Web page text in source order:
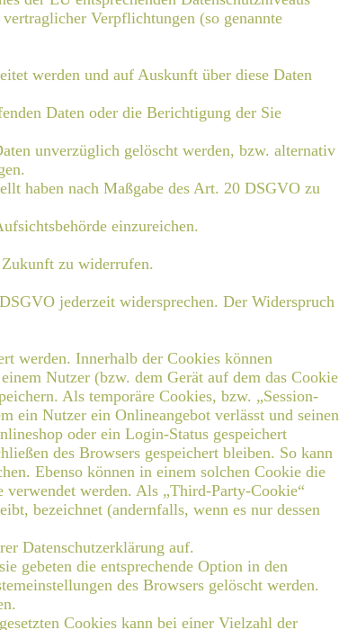
Verpflichtungen (so genannte
werden und auf Auskunft über diese Daten
Daten oder die Berichtigung der Sie
unverzüglich gelöscht werden, bzw. alternativ
haben nach Maßgabe des Art. 20 DSGVO zu
einzureichen.
zu widerrufen.
jederzeit widersprechen. Der Widerspruch
werden. Innerhalb der Cookies können
Nutzer (bzw. dem Gerät auf dem das Cookie
Als temporäre Cookies, bzw. „Session-
ein Nutzer ein Onlineangebot verlässt und seinen
oder ein Login-Status gespeichert
des Browsers gespeichert bleiben. So kann
Ebenso können in einem solchen Cookie die
verwendet werden. Als „Third-Party-Cookie“
bezeichnet (andernfalls, wenn es nur dessen
Datenschutzerklärung auf.
gebeten die entsprechende Option in den
des Browsers gelöscht werden.
Cookies kann bei einer Vielzahl der